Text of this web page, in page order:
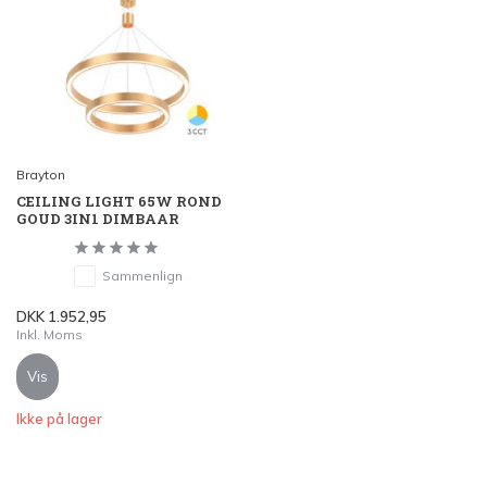
Brayton
CEILING LIGHT 65W ROND
GOUD 3IN1 DIMBAAR
Sammenlign
DKK 1.952,95
Inkl. Moms
Vis
Ikke på lager